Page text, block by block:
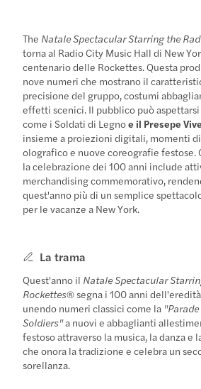
The Natale Spectacular Starring the
torna al Radio City Music Hall di New
centenario delle Rockettes. Questa
nove numeri che mostrano il
precisione del gruppo, costumi
effetti scenici. Il pubblico può
come i Soldati di Legnoe il Presepe
insieme a proiezioni digitali, momenti
olografico e nuove coreografie festose.
la celebrazione dei 100 anni include
merchandising commemorativo,
quest'anno più di un semplice
per le vacanze a New York.
La trama
Quest'anno il Natale Spectacular
Rockettes® segna i 100 anni
unendo numeri classici come la
Soldiers"a nuovi e abbaglianti
festoso attraverso la musica, la danza e
che onora la tradizione e celebra un
sorellanza.